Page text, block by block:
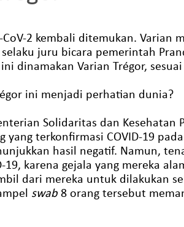
2 kembali ditemukan. Varian
juru bicara pemerintah
dinamakan Varian Trégor,
ini menjadi perhatian dunia?
Solidaritas dan Kesehatan
terkonfirmasi COVID-19
hasil negatif. Namun,
karena gejala yang mereka
dari mereka untuk dilakukan
swab8 orang tersebut